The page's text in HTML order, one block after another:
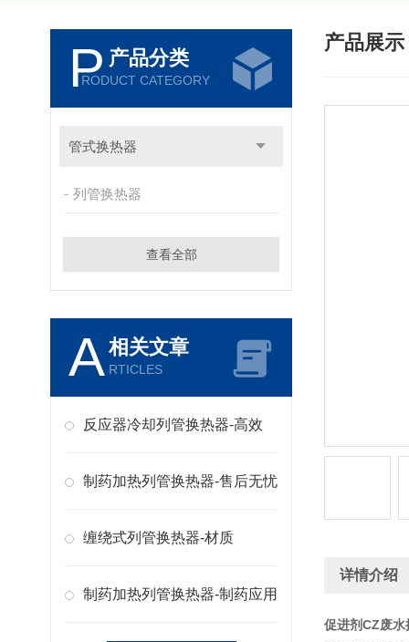
P 产品分类
RODUCT CATEGORY
管式换热器
列管换热器
查看全部
A相关文章
RTICLES
反应器冷却列管换热器-高效
制药加热列管换热器-售后无忧
缠绕式列管换热器-材质
制药加热列管换热器-制药应用
产品展示
详情介绍
促进剂CZ废水